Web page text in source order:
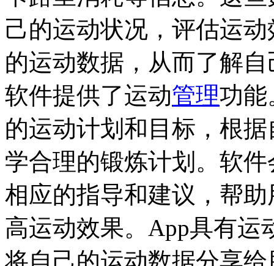
己的运动状况，评估运
的运动数据，从而了解
软件提供了运动管理功能
的运动计划和目标，根
学合理的锻炼计划。软
相应的指导和建议，帮
高运动效果。App具有运
将自己的运动数据分享